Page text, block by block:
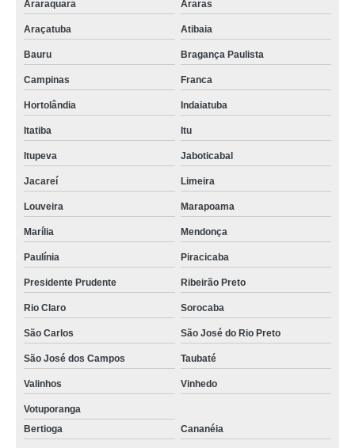
Araraquara Araras
Araçatuba Atibaia
Bauru Bragança Paulista
Campinas Franca
Hortolândia Indaiatuba
Itatiba Itu
Itupeva Jaboticabal
Jacareí Limeira
Louveira Marapoama
Marília Mendonça
Paulínia Piracicaba
Presidente Prudente Ribeirão Preto
Rio Claro Sorocaba
São Carlos São José do Rio Preto
São José dos Campos Taubaté
Valinhos Vinhedo
Votuporanga
Bertioga
Cananéia